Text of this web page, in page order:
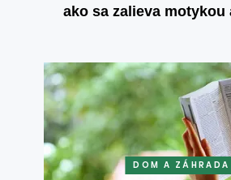
ako sa zalieva motykou
DOM A ZÁHRADA